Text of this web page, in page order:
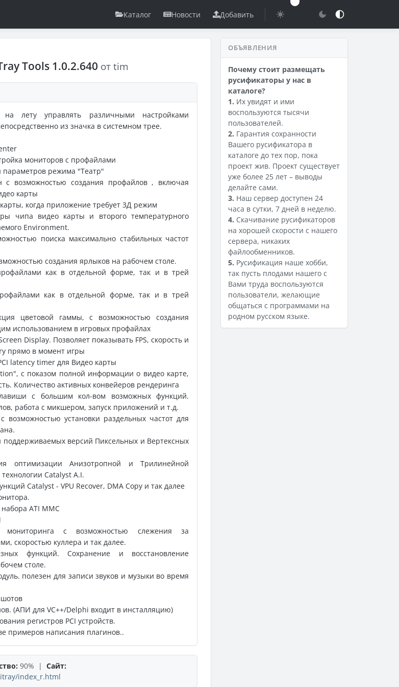
Каталог Новости Добавить
Tools 1.0.2.640 от tim
на лету управлять различными настройками
из значка в системном трее.
мониторов с профайлами
параметров режима "Театр"
с возможностью создания профайлов , включая
карты
когда приложение требует 3Д режим
чипа видео карты и второго температурного
Environment.
поиска максимально стабильных частот
создания ярлыков на рабочем столе.
как в отдельной форме, так и в трей
как в отдельной форме, так и в трей
цветовой гаммы, с возможностью создания
использованием в игровых профайлах
Display. Позволяет показывать FPS, скорость и
прямо в момент игры
latency timer для Видео карты
с показом полной информации о видео карте,
Количество активных конвейеров рендеринга
с большим кол-вом возможных функций.
работа с микшером, запуск приложений и т.д.
возможностью установки раздельных частот для
поддерживаемых версий Пиксельных и Вертексных
оптимизации Анизотропной и Трилинейной
Catalyst A.I.
Catalyst - VPU Recover, DMA Copy и так далее
ATI MMC
мониторинга с возможностью слежения за
скоростью куллера и так далее.
функций. Сохранение и восстановление
столе.
полезен для записи звуков и музыки во время
(АПИ для VC++/Delphi входит в инсталляцию)
регистров PCI устройств.
примеров написания плагинов..
90% | Сайт:
index_r.html
ОБЪЯВЛЕНИЯ
Почему стоит размещать
русификаторы у нас в
каталоге?
1. Их увидят и ими
воспользуются тысячи
пользователей.
2. Гарантия сохранности
Вашего русификатора в
каталоге до тех пор, пока
проект жив. Проект существует
уже более 25 лет – выводы
делайте сами.
3. Наш сервер доступен 24
часа в сутки, 7 дней в неделю.
4. Скачивание русификаторов
на хорошей скорости с нашего
сервера, никаких
файлообменников.
5. Русификация наше хобби,
так пусть плодами нашего с
Вами труда воспользуются
пользователи, желающие
общаться с программами на
родном русском языке.